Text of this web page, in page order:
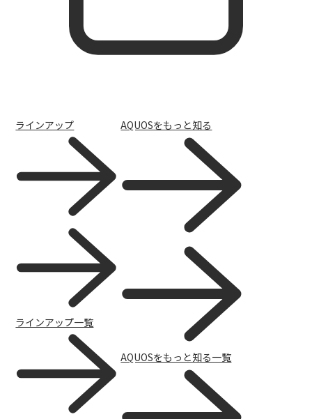
スマホ活用術
AQUOS | Photography
ラインアップ
ラインアップ一覧
AQUOSをもっと知る
AQUOSをもっと知る一覧